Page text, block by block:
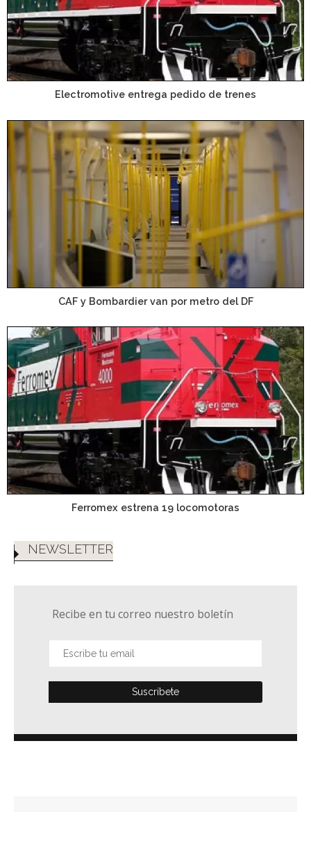
Electromotive entrega pedido de trenes
CAF y Bombardier van por metro del DF
Ferromex estrena 19 locomotoras
NEWSLETTER
Recibe en tu correo nuestro boletín